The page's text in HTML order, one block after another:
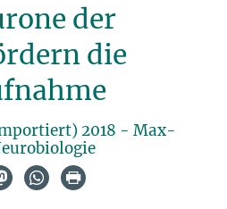
der
die
2018 - Max-